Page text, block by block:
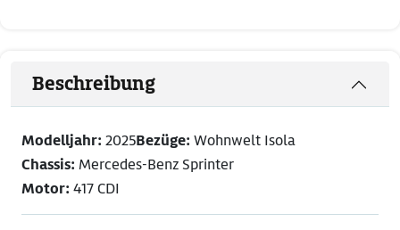
Beschreibung
Modelljahr: 2025Bezüge: Wohnwelt Isola
Chassis: Mercedes-Benz Sprinter
Motor: 417 CDI